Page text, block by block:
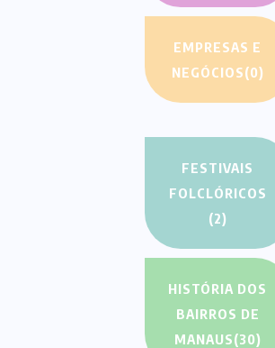
EMPRESAS E
NEGÓCIOS(0)
FESTIVAIS
FOLCLÓRICOS
(2)
HISTÓRIA DOS
BAIRROS DE
MANAUS(30)